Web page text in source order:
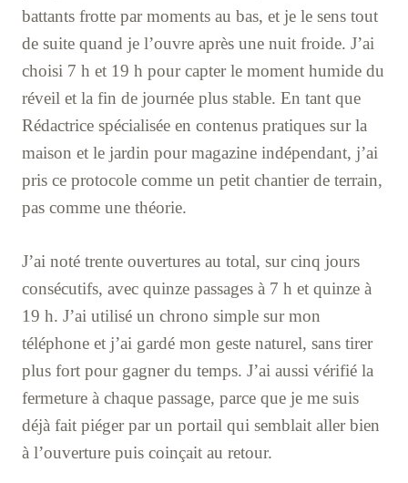
battants frotte par moments au bas, et je le sens tout
de suite quand je l’ouvre après une nuit froide. J’ai
choisi 7 h et 19 h pour capter le moment humide du
réveil et la fin de journée plus stable. En tant que
Rédactrice spécialisée en contenus pratiques sur la
maison et le jardin pour magazine indépendant, j’ai
pris ce protocole comme un petit chantier de terrain,
pas comme une théorie.
J’ai noté trente ouvertures au total, sur cinq jours
consécutifs, avec quinze passages à 7 h et quinze à
19 h. J’ai utilisé un chrono simple sur mon
téléphone et j’ai gardé mon geste naturel, sans tirer
plus fort pour gagner du temps. J’ai aussi vérifié la
fermeture à chaque passage, parce que je me suis
déjà fait piéger par un portail qui semblait aller bien
à l’ouverture puis coinçait au retour.